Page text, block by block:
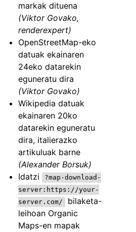
markak dituena
(Viktor Govako,
renderexpert)
OpenStreetMap-eko
datuak ekainaren
24eko datarekin
eguneratu dira
(Viktor Govako)
Wikipedia datuak
ekainaren 20ko
datarekin eguneratu
dira, italierazko
artikuluak barne
(Alexander Borsuk)
Idatzi
?map-download-
server:https://your-
server.com/
bilaketa-
leihoan Organic
Maps-en mapak